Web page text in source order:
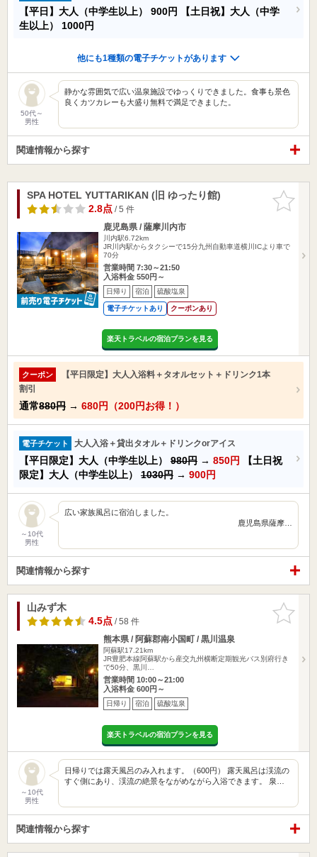
【平日】大人（中学生以上） 900円
【土日祝】大人（中学
生以上） 1000円
他にも1種類の電子チケットがあります
50代～
男性
静かな雰囲気で広い温泉施設でゆっくりできました。食事も景色
良くカツカレーも大盛り無料で満足できました。
関連情報から探す
お気に入
りに追加
SPA HOTEL YUTTARIKAN (旧 ゆったり館)
2.8点/ 5 件
鹿児島県 / 薩摩川内市
川内駅6.72km
JR川内駅からタクシーで15分九州自動車道横川ICより車で
70分
営業時間 7:30～21:50
入浴料金 550円～
日帰り 宿泊 硫酸塩泉
電子チケットあり クーポンあり
楽天トラベルの宿泊プランを見る
クーポン
【平日限定】大人入浴料＋タオルセット＋ドリンク1本
割引
通常880円 → 680円（200円お得！）
電子チケット 大人入浴＋貸出タオル＋ドリンクorアイス
【平日限定】大人（中学生以上） 980円 → 850円
【土日祝
限定】大人（中学生以上） 1030円 → 900円
～10代
男性
広い家族風呂に宿泊しました。
鹿児島県薩摩…
関連情報から探す
お気に入
りに追加
山みず木
4.5点/ 58 件
熊本県 / 阿蘇郡南小国町 / 黒川温泉
阿蘇駅17.21km
JR豊肥本線阿蘇駅から産交九州横断定期観光バス別府行き
で50分、黒川…
営業時間 10:00～21:00
入浴料金 600円～
日帰り 宿泊 硫酸塩泉
楽天トラベルの宿泊プランを見る
～10代
男性
日帰りでは露天風呂のみ入れます。（600円） 露天風呂は渓流の
すぐ側にあり、渓流の絶景をながめながら入浴できます。 泉…
関連情報から探す